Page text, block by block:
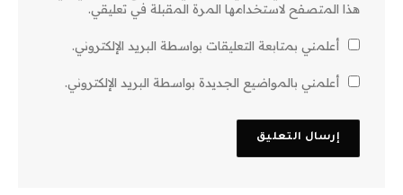
هذا المتصفح لاستخدامها المرة المقبلة في تعليقي.
أعلمني بمتابعة التعليقات بواسطة البريد الإلكتروني.
أعلمني بالمواضيع الجديدة بواسطة البريد الإلكتروني.